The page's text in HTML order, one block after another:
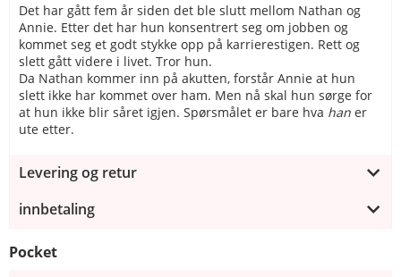
Det har gått fem år siden det ble slutt mellom Nathan og
Annie. Etter det har hun konsentrert seg om jobben og
kommet seg et godt stykke opp på karrierestigen. Rett og
slett gått videre i livet. Tror hun.
Da Nathan kommer inn på akutten, forstår Annie at hun
slett ikke har kommet over ham. Men nå skal hun sørge for
at hun ikke blir såret igjen. Spørsmålet er bare hva han er
ute etter.
Levering og retur
innbetaling
Pocket